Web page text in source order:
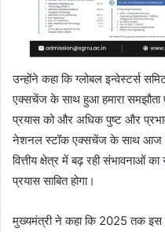
उन्होंने कहा कि ग्लोबल इन्वेस्टर्स
एक्सचेंज के साथ हुआ हमारा समझौता
प्रयास को और अधिक पुष्ट और प्रभावी
नेशनल स्टॉक एक्सचेंज के साथ आज
वित्तीय क्षेत्र में बढ़ रही संभावनाओं
प्रयास साबित होगा।
मुख्यमंत्री ने कहा कि 2025 तक इस